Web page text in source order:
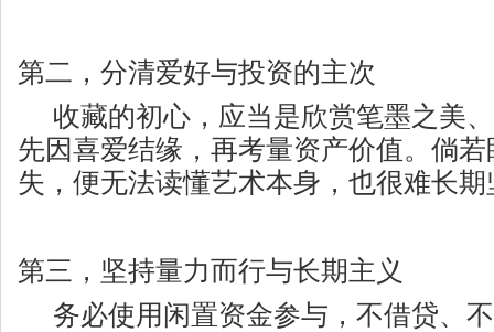
第二， 分清爱好与投资的主次
收藏的初心，应当是欣赏笔墨之美
先因喜爱结缘，再考量资产价值。倘
失，便无法读懂艺术本身，也很难长
第三， 坚持量力而行与长期主义
务必使用闲置资金参与，不借贷、